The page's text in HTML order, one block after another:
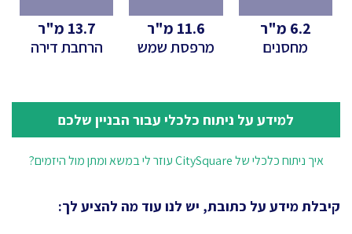
6.2 מ"ר
מחסנים
11.6 מ"ר
מרפסת שמש
13.7 מ"ר
הרחבת דירה
למידע על ניתוח כלכלי עבור הבניין שלכם
איך ניתוח כלכלי של CitySquare עוזר לי במשא ומתן מול היזמים?
קיבלת מידע על כתובת, יש לנו עוד מה להציע לך: